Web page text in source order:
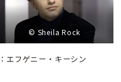
© Sheila Rock
エフゲニー・キーシン